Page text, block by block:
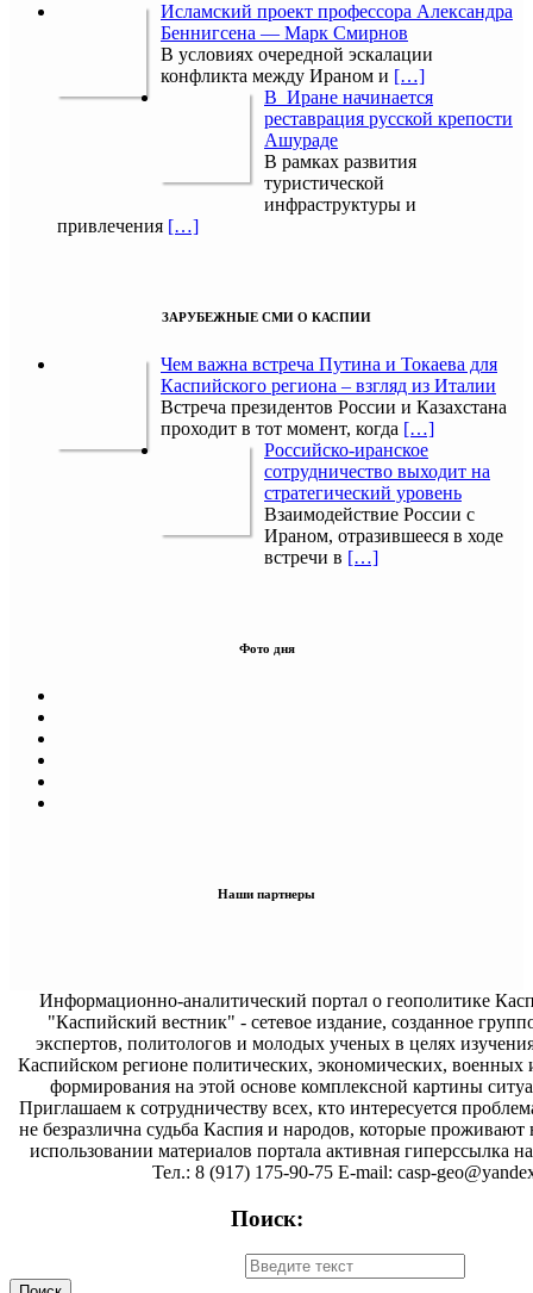
Исламский проект профессора Александра
Беннигсена — Марк Смирнов
В условиях очередной эскалации
конфликта между Ираном и […]
В Иране начинается
реставрация русской крепости
Ашураде
В рамках развития
туристической
инфраструктуры и
привлечения […]
ЗАРУБЕЖНЫЕ СМИ О КАСПИИ
Чем важна встреча Путина и Токаева для
Каспийского региона – взгляд из Италии
Встреча президентов России и Казахстана
проходит в тот момент, когда […]
Российско-иранское
сотрудничество выходит на
стратегический уровень
Взаимодействие России с
Ираном, отразившееся в ходе
встречи в […]
Фото дня
Наши партнеры
Информационно-аналитический портал о геополитике
"Каспийский вестник" - сетевое издание, созданное
экспертов, политологов и молодых ученых в целях
Каспийском регионе политических, экономических, военных
формирования на этой основе комплексной картины
Приглашаем к сотрудничеству всех, кто интересуется
не безразлична судьба Каспия и народов, которые проживают
использовании материалов портала активная гиперссылка на
Тел.: 8 (917) 175-90-75 E-mail: casp-
Поиск: